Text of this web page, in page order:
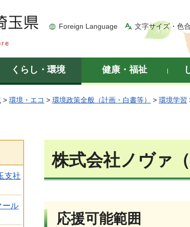
Foreign Language 文字サイズ・色
くらし・環境 健康・福祉
> 環境・エコ > 環境政策全般（計画・白書等） > 環境学習
支社
ール
株式会社ノヴァ
応援可能範囲